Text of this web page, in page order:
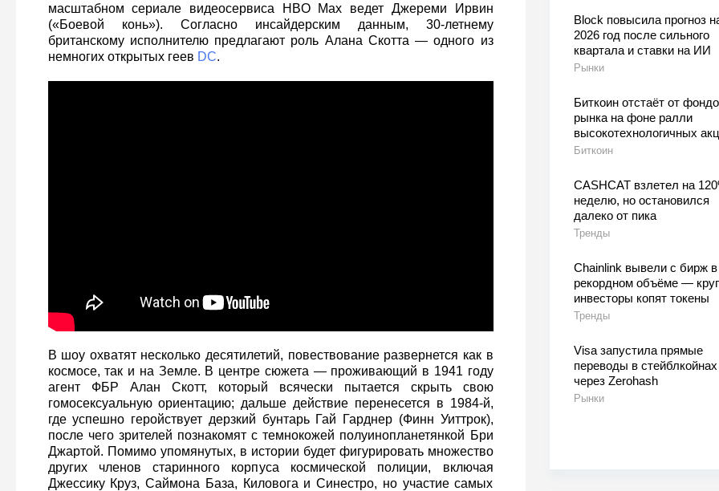
Block повысила прогноз
2026 год после сильного
квартала и ставки на ИИ
Рынки
Биткоин отстаёт от
рынка на фоне ралли
высокотехнологичных
Биткоин
CASHCAT взлетел на
неделю, но остановился
далеко от пика
Тренды
Chainlink вывели с бирж в
рекордном объёме —
инвесторы копят токены
Тренды
Visa запустила прямые
переводы в стейблкойнах
через Zerohash
Рынки
масштабном сериале видеосервиса HBO Max ведет Джереми Ирвин
(«Боевой конь»). Согласно инсайдерским данным, 30-летнему
британскому исполнителю предлагают роль Алана Скотта — одного из
немногих открытых геев DC.
В шоу охватят несколько десятилетий, повествование развернется как в
космосе, так и на Земле. В центре сюжета — проживающий в 1941 году
агент ФБР Алан Скотт, который всячески пытается скрыть свою
гомосексуальную ориентацию; дальше действие перенесется в 1984-й,
где успешно геройствует дерзкий бунтарь Гай Гарднер (Финн Уиттрок),
после чего зрителей познакомят с темнокожей полуинопланетянкой Бри
Джартой. Помимо упомянутых, в истории будет фигурировать множество
других членов старинного корпуса космической полиции, включая
Джессику Круз, Саймона База, Киловога и Синестро, но участие самых